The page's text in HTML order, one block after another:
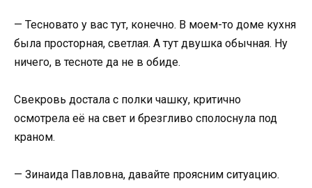
— Тесновато у вас тут, конечно. В моем-то доме кухня
была просторная, светлая. А тут двушка обычная. Ну
ничего, в тесноте да не в обиде.
Свекровь достала с полки чашку, критично
осмотрела её на свет и брезгливо сполоснула под
краном.
— Зинаида Павловна, давайте проясним ситуацию.